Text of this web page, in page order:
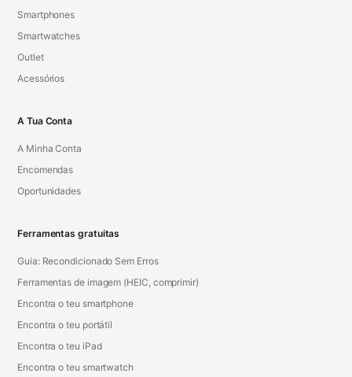
Smartphones
Smartwatches
Outlet
Acessórios
A Tua Conta
A Minha Conta
Encomendas
Oportunidades
Ferramentas gratuitas
Guia: Recondicionado Sem Erros
Ferramentas de imagem (HEIC, comprimir)
Encontra o teu smartphone
Encontra o teu portátil
Encontra o teu iPad
Encontra o teu smartwatch